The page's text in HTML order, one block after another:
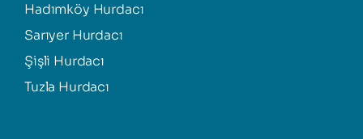
Hadımköy Hurdacı
Sarıyer Hurdacı
Şişli Hurdacı
Tuzla Hurdacı